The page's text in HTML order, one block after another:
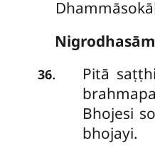
36. Pitā
Bhojesi
bhojayi.